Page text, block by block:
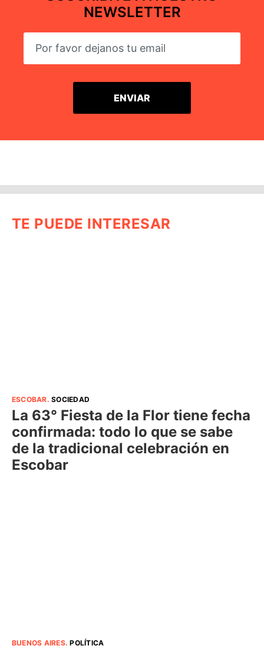
NEWSLETTER
TE PUEDE INTERESAR
ESCOBAR.SOCIEDAD
La 63° Fiesta de la Flor tiene fecha
confirmada: todo lo que se sabe
de la tradicional celebración en
Escobar
BUENOS AIRES.POLÍTICA